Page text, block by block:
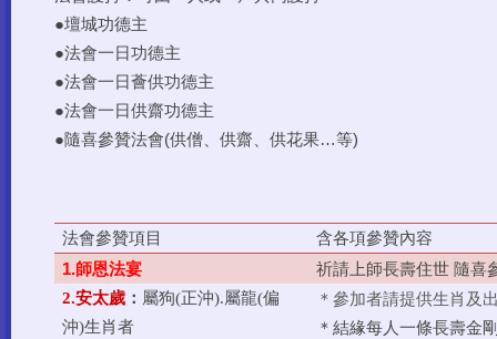
●壇城功德主
●法會一日功德主
●法會一日薈供功德主
●法會一日供齋功德主
●隨喜參贊法會(供僧、供齋、供花果…等)
法會參贊項目
含各項參贊內容
1.師恩法宴 祈請上師長壽住世 隨喜
2.安太歲 ： 屬狗(正沖).屬龍(偏
沖)生肖者
＊參加者請提供生肖及
＊結緣每人一條長壽金